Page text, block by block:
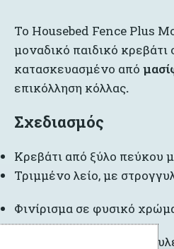
Το Housebed Fence Plus
μοναδικό παιδικό κρεβάτι
κατασκευασμένο από
επικόλληση κόλλας.
Σχεδιασμός
Κρεβάτι από ξύλο πεύκου
Τριμμένο λείο, με
Φινίρισμα σε φυσικό
Σταθερή δομή με